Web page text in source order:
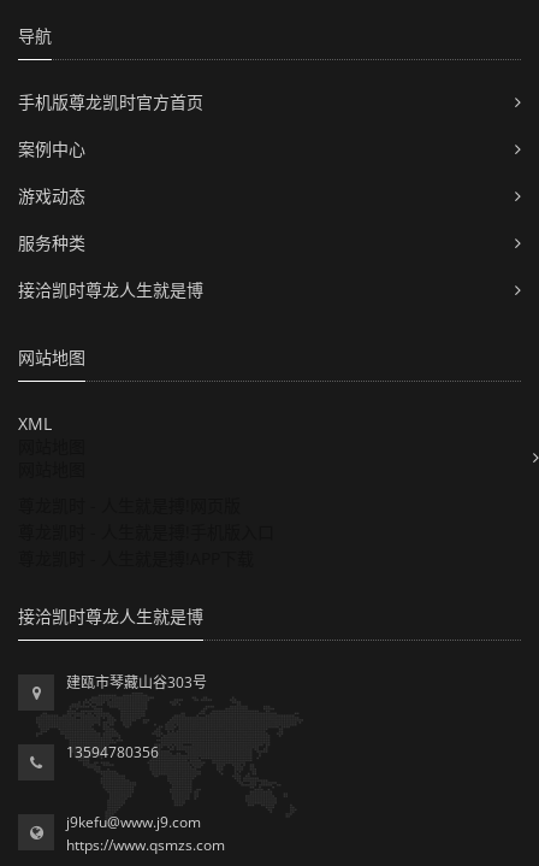
导航
手机版尊龙凯时官方首页
案例中心
游戏动态
服务种类
接洽凯时尊龙人生就是博
网站地图
XML
接洽凯时尊龙人生就是博
建瓯市琴藏山谷303号
13594780356
j9kefu@www.j9.com
https://www.qsmzs.com